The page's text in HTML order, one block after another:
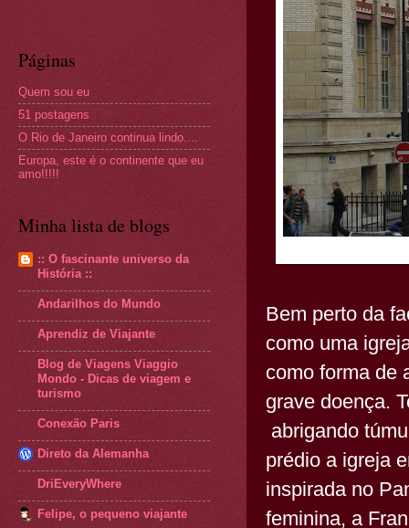
Bem perto da
como uma
como forma de
grave doença.
abrigando
prédio a igreja
inspirada no
feminina, a
Páginas
Quem sou eu
51 postagens
O Rio de Janeiro continua lindo....
Europa, este é o continente que eu
amo!!!!!
Minha lista de blogs
:: O fascinante universo da
História ::
Andarilhos do Mundo
Aprendiz de Viajante
Blog de Viagens Viaggio
Mondo - Dicas de viagem e
turismo
Conexão Paris
Direto da Alemanha
DriEveryWhere
Felipe, o pequeno viajante